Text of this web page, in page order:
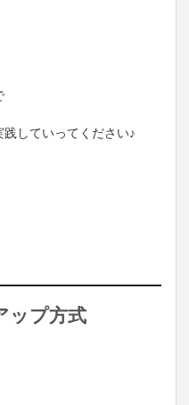
していってください♪
ップ方式